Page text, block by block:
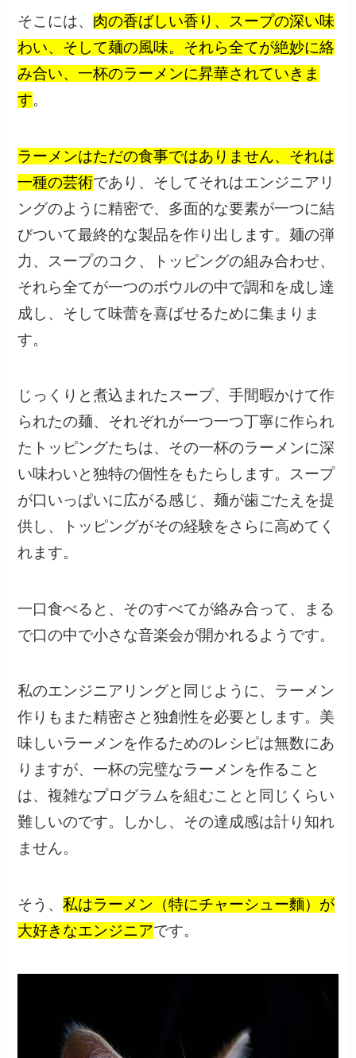
そこには、 肉の香ばしい香り、スープの深い味
わい、そして麺の風味。それら全てが絶妙に絡
み合い、一杯のラーメンに昇華されていきま
す。
ラーメンはただの食事ではありません、それは
一種の芸術であり、そしてそれはエンジニアリ
ングのように精密で、多面的な要素が一つに結
びついて最終的な製品を作り出します。麺の弾
力、スープのコク、トッピングの組み合わせ、
それら全てが一つのボウルの中で調和を成し達
成し、そして味蕾を喜ばせるために集まりま
す。
じっくりと煮込まれたスープ、手間暇かけて作
られたの麺、それぞれが一つ一つ丁寧に作られ
たトッピングたちは、その一杯のラーメンに深
い味わいと独特の個性をもたらします。スープ
が口いっぱいに広がる感じ、麺が歯ごたえを提
供し、トッピングがその経験をさらに高めてく
れます。
一口食べると、そのすべてが絡み合って、まる
で口の中で小さな音楽会が開かれるようです。
私のエンジニアリングと同じように、ラーメン
作りもまた精密さと独創性を必要とします。美
味しいラーメンを作るためのレシピは無数にあ
りますが、一杯の完璧なラーメンを作ること
は、複雑なプログラムを組むことと同じくらい
難しいのです。しかし、その達成感は計り知れ
ません。
そう、私はラーメン（特にチャーシュー麵）が
大好きなエンジニアです。